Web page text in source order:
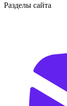
Разделы сайта